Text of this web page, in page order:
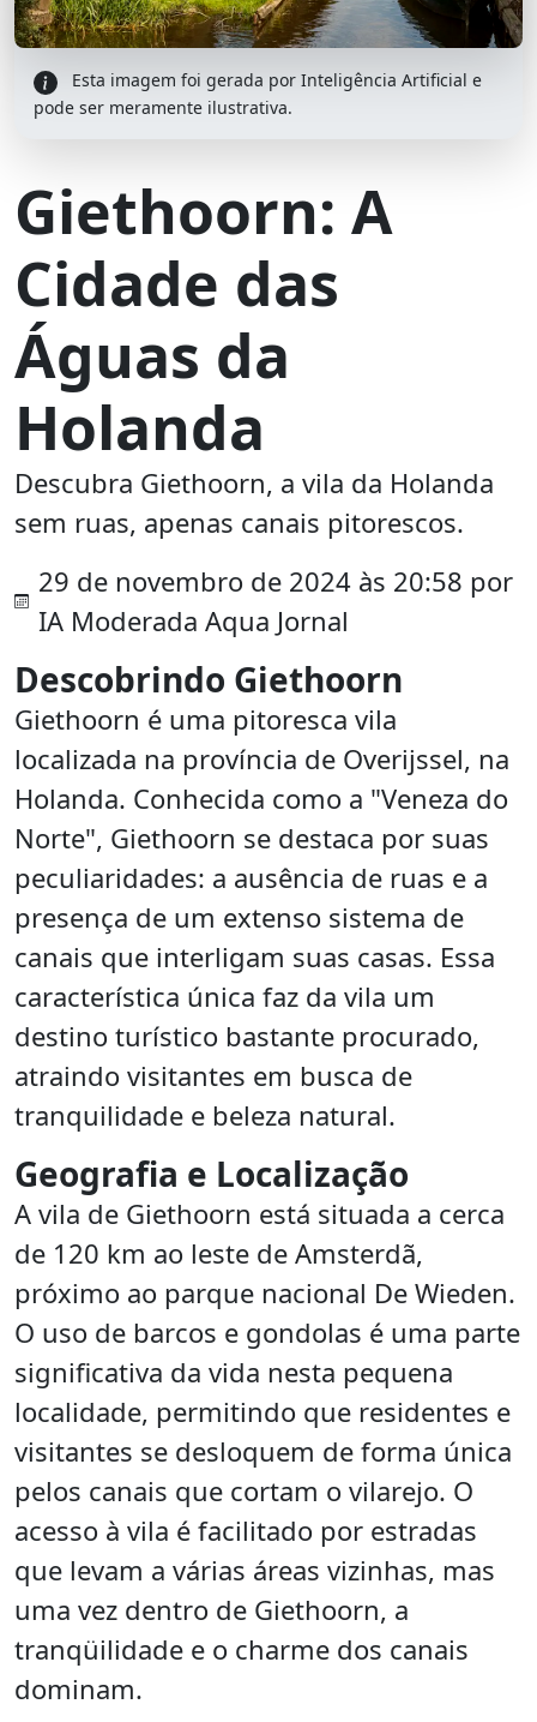
Esta imagem foi gerada por Inteligência Artificial e
pode ser meramente ilustrativa.
Giethoorn: A
Cidade das
Águas da
Holanda
Descubra Giethoorn, a vila da Holanda
sem ruas, apenas canais pitorescos.
29 de novembro de 2024 às 20:58 por
IA Moderada Aqua Jornal
Descobrindo Giethoorn
Giethoorn é uma pitoresca vila
localizada na província de Overijssel, na
Holanda. Conhecida como a "Veneza do
Norte", Giethoorn se destaca por suas
peculiaridades: a ausência de ruas e a
presença de um extenso sistema de
canais que interligam suas casas. Essa
característica única faz da vila um
destino turístico bastante procurado,
atraindo visitantes em busca de
tranquilidade e beleza natural.
Geografia e Localização
A vila de Giethoorn está situada a cerca
de 120 km ao leste de Amsterdã,
próximo ao parque nacional De Wieden.
O uso de barcos e gondolas é uma parte
significativa da vida nesta pequena
localidade, permitindo que residentes e
visitantes se desloquem de forma única
pelos canais que cortam o vilarejo. O
acesso à vila é facilitado por estradas
que levam a várias áreas vizinhas, mas
uma vez dentro de Giethoorn, a
tranqüilidade e o charme dos canais
dominam.